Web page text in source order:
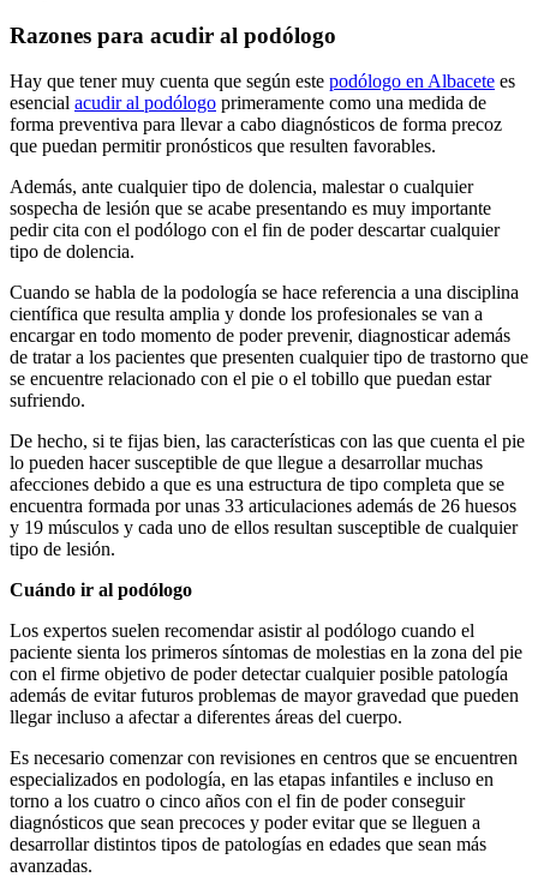
Razones para acudir al podólogo
Hay que tener muy cuenta que según este podólogo en Albacete es
esencial acudir al podólogo primeramente como una medida de
forma preventiva para llevar a cabo diagnósticos de forma precoz
que puedan permitir pronósticos que resulten favorables.
Además, ante cualquier tipo de dolencia, malestar o cualquier
sospecha de lesión que se acabe presentando es muy importante
pedir cita con el podólogo con el fin de poder descartar cualquier
tipo de dolencia.
Cuando se habla de la podología se hace referencia a una disciplina
científica que resulta amplia y donde los profesionales se van a
encargar en todo momento de poder prevenir, diagnosticar además
de tratar a los pacientes que presenten cualquier tipo de trastorno que
se encuentre relacionado con el pie o el tobillo que puedan estar
sufriendo.
De hecho, si te fijas bien, las características con las que cuenta el pie
lo pueden hacer susceptible de que llegue a desarrollar muchas
afecciones debido a que es una estructura de tipo completa que se
encuentra formada por unas 33 articulaciones además de 26 huesos
y 19 músculos y cada uno de ellos resultan susceptible de cualquier
tipo de lesión.
Cuándo ir al podólogo
Los expertos suelen recomendar asistir al podólogo cuando el
paciente sienta los primeros síntomas de molestias en la zona del pie
con el firme objetivo de poder detectar cualquier posible patología
además de evitar futuros problemas de mayor gravedad que pueden
llegar incluso a afectar a diferentes áreas del cuerpo.
Es necesario comenzar con revisiones en centros que se encuentren
especializados en podología, en las etapas infantiles e incluso en
torno a los cuatro o cinco años con el fin de poder conseguir
diagnósticos que sean precoces y poder evitar que se lleguen a
desarrollar distintos tipos de patologías en edades que sean más
avanzadas.